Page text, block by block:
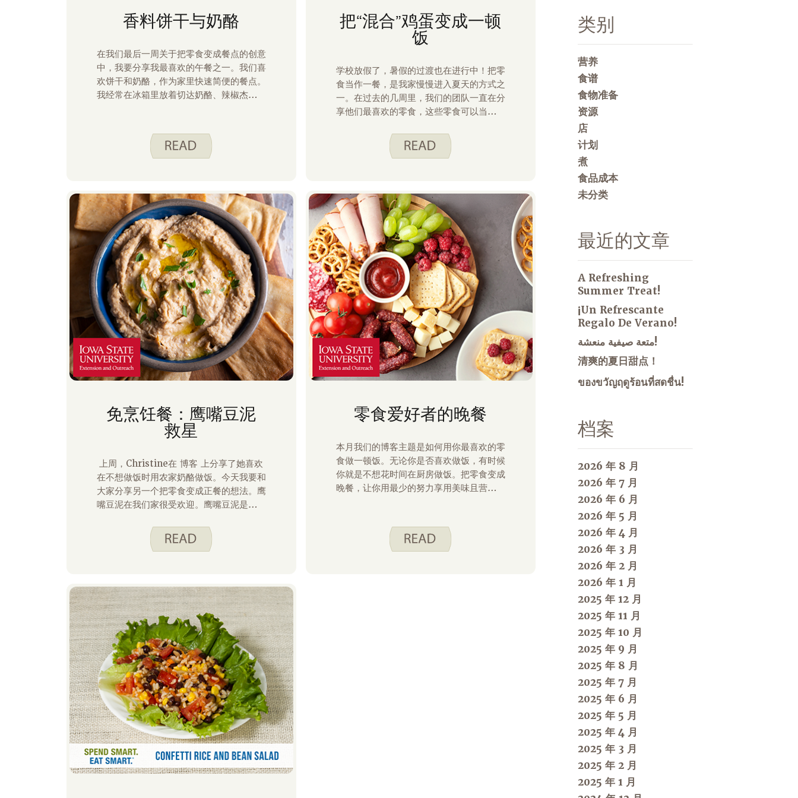
香料饼干与奶酪
在我们最后一周关于把零食变成餐点的创意
中，我要分享我最喜欢的午餐之一。我们喜
欢饼干和奶酪，作为家里快速简便的餐点。
我经常在冰箱里放着切达奶酪、辣椒杰克和
把“混合”鸡蛋变成一顿
饭
学校放假了，暑假的过渡也在进行中！把零
食当作一餐，是我家慢慢进入夏天的方式之
一。在过去的几周里，我们的团队一直在分
享他们最喜欢的零食，这些零食可以当作正
们有更多户外时间，那就是胜利！
免烹饪餐：鹰嘴豆泥
救星
上周，Christine在 博客 上分享了她喜欢
在不想做饭时用农家奶酪做饭。今天我要和
大家分享另一个把零食变成正餐的想法。鹰
嘴豆泥在我们家很受欢迎。鹰嘴豆泥是用鹰
维和蛋白质的良好来源，这两种营养素都是
餐食中重要的。
零食爱好者的晚餐
本月我们的博客主题是如何用你最喜欢的零
食做一顿饭。无论你是否喜欢做饭，有时候
你就是不想花时间在厨房做饭。把零食变成
晚餐，让你用最少的努力享用美味且营养丰
类别
营养
食谱
食物准备
资源
店
计划
煮
食品成本
未分类
最近的文章
A Refreshing
Summer Treat!
¡Un Refrescante
Regalo De Verano!
متعة صيفية منعشة!
清爽的夏日甜点！
ของขวัญฤดูร้อนที่สดชื่น!
档案
2026 年 8 月
2026 年 7 月
2026 年 6 月
2026 年 5 月
2026 年 4 月
2026 年 3 月
2026 年 2 月
2026 年 1 月
2025 年 12 月
2025 年 11 月
2025 年 10 月
2025 年 9 月
2025 年 8 月
2025 年 7 月
2025 年 6 月
2025 年 5 月
2025 年 4 月
2025 年 3 月
2025 年 2 月
2025 年 1 月